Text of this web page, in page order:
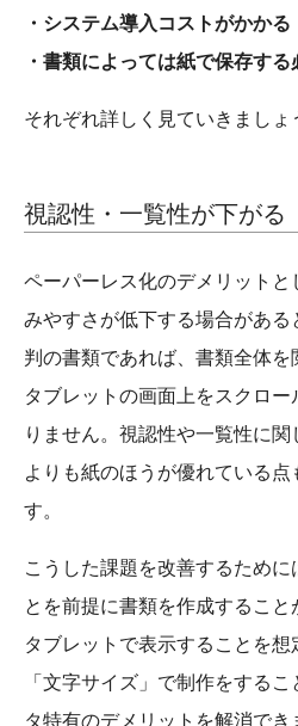
・システム導入コストがかかる
・書類によっては紙で保存す
それぞれ詳しく見ていきましょ
視認性・一覧性が下がる
ペーパーレス化のデメリット
みやすさが低下する場合があ
判の書類であれば、書類全体
タブレットの画面上をスクロ
りません。視認性や一覧性に
よりも紙のほうが優れている
す。
こうした課題を改善するため
とを前提に書類を作成するこ
タブレットで表示することを想
「文字サイズ」で制作をする
タ特有のデメリットを解消でき